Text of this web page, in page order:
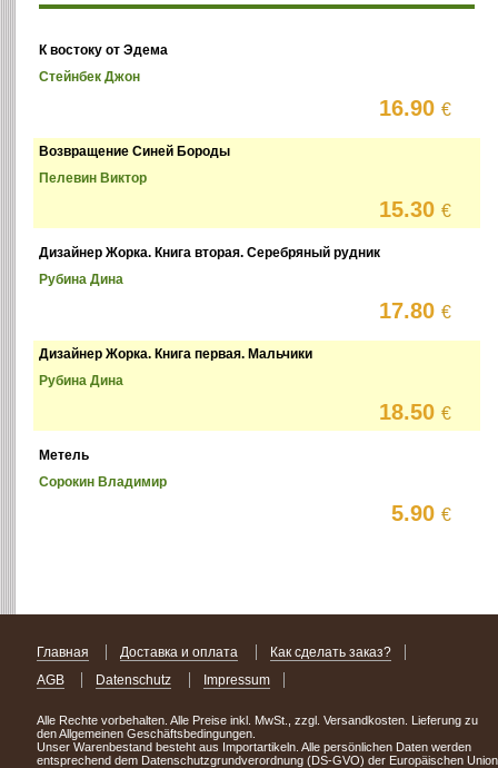
К востоку от Эдема
Стейнбек Джон
16.90€
Возвращение Синей Бороды
Пелевин Виктор
15.30€
Дизайнер Жорка. Книга вторая. Серебряный рудник
Рубина Дина
17.80€
Дизайнер Жорка. Книга первая. Мальчики
Рубина Дина
18.50€
Метель
Сорокин Владимир
5.90€
Главная Доставка и оплата
Как сделать заказ?
AGB
Datenschutz Impressum
Alle Rechte vorbehalten. Alle Preise inkl. MwSt., zzgl. Versandkosten. Lieferung zu
den Allgemeinen Geschäftsbedingungen.
Unser Warenbestand besteht aus Importartikeln. Alle persönlichen Daten werden
entsprechend dem Datenschutzgrundverordnung (DS-GVO) der Europäischen Union